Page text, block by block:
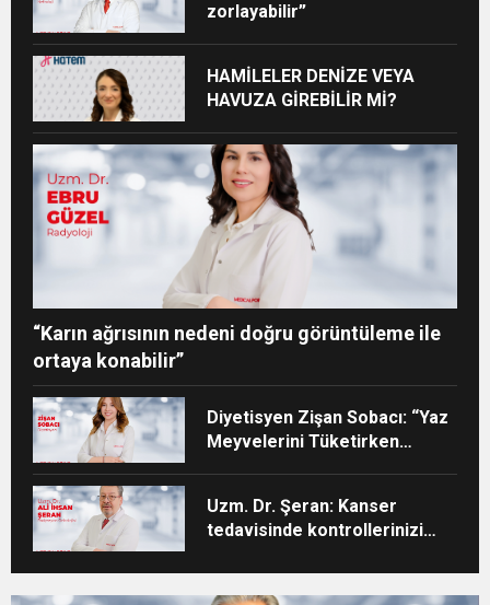
zorlayabilir”
HAMİLELER DENİZE VEYA
HAVUZA GİREBİLİR Mİ?
“Karın ağrısının nedeni doğru görüntüleme ile
ortaya konabilir”
Diyetisyen Zişan Sobacı: “Yaz
Meyvelerini Tüketirken
Uzm. Dr. Şeran: Kanser
tedavisinde kontrollerinizi